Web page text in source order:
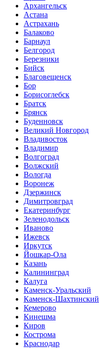
Архангельск
Астана
Астрахань
Балаково
Барнаул
Белгород
Березники
Бийск
Благовещенск
Бор
Борисоглебск
Братск
Брянск
Буденновск
Великий Новгород
Владивосток
Владимир
Волгоград
Волжский
Вологда
Воронеж
Дзержинск
Димитровград
Екатеринбург
Зеленодольск
Иваново
Ижевск
Иркутск
Йошкар-Ола
Казань
Калининград
Калуга
Каменск-Уральский
Каменск-Шахтинский
Кемерово
Кинешма
Киров
Кострома
Краснодар